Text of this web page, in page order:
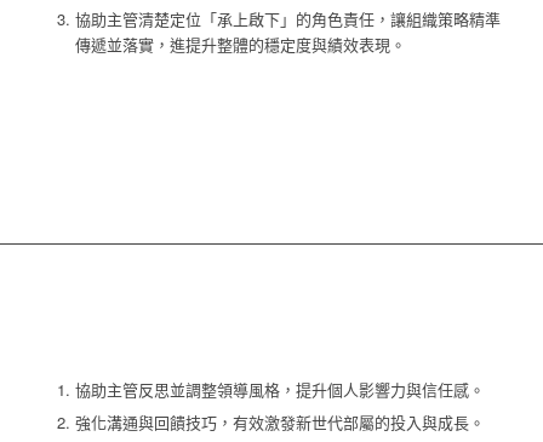
協助主管清楚定位「承上啟下」的角色責任，讓組織策略精準
傳遞並落實，進提升整體的穩定度與績效表現。
協助主管反思並調整領導風格，提升個人影響力與信任感。
強化溝通與回饋技巧，有效激發新世代部屬的投入與成長。